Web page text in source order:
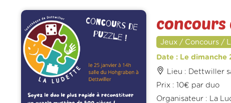
concours
Jeux / Concours /
Date : Le dimanche
Lieu : Dettwiller
Prix : 10€ par duo
Organisateur : La